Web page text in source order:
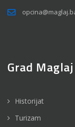
Grad Maglaj
Historijat
Turizam